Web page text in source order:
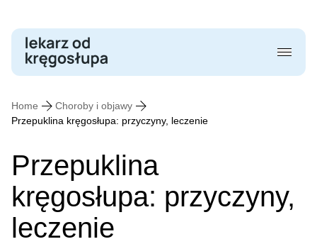
Skip
content
Home
Choroby i objawy
Przepuklina kręgosłupa: przyczyny, leczenie
Przepuklina
kręgosłupa: przyczyny,
leczenie